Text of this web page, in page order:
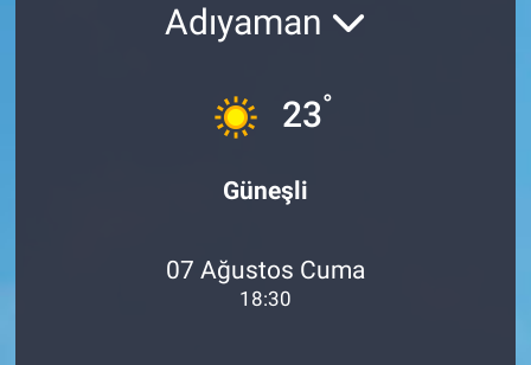
Adıyaman
23°
Güneşli
07 Ağustos Cuma
18:30